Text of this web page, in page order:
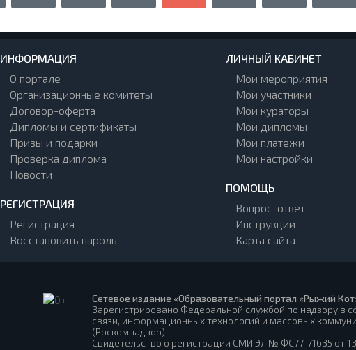
ИНФОРМАЦИЯ
О портале
Организационные комитеты
Договор-оферта
Дипломы и сертификаты
Призы и подарки
Проверка диплома
Новости
РЕГИСТРАЦИЯ
Регистрация
Восстановить пароль
ЛИЧНЫЙ КАБИНЕТ
Мои мероприятия
Мои участники
Мои кураторы
Мои дипломы
Мои платежи
Мои настройки
ПОМОЩЬ
Вопрос-ответ
Инструкции
Карта сайта
Сетевое издание «Образовательный портал «Рыжий
Зарегистрировано Федеральной службой по надзору в
связи, информационных технологий и массовых
(Роскомнадзор)
Свидетельство о регистрации СМИ Эл № ФС77-71635 от